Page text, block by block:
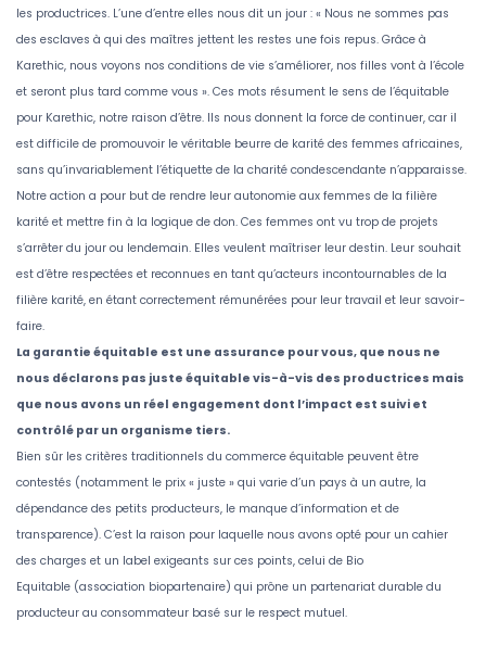
les productrices. L’une d’entre elles nous dit un jour : « Nous ne sommes pas
des esclaves à qui des maîtres jettent les restes une fois repus. Grâce à
Karethic, nous voyons nos conditions de vie s’améliorer, nos filles vont à l’école
et seront plus tard comme vous ». Ces mots résument le sens de l’équitable
pour Karethic, notre raison d’être. Ils nous donnent la force de continuer, car il
est difficile de promouvoir le véritable beurre de karité des femmes africaines,
sans qu’invariablement l’étiquette de la charité condescendante n’apparaisse.
Notre action a pour but de rendre leur autonomie aux femmes de la filière
karité et mettre fin à la logique de don. Ces femmes ont vu trop de projets
s’arrêter du jour ou lendemain. Elles veulent maîtriser leur destin. Leur souhait
est d’être respectées et reconnues en tant qu’acteurs incontournables de la
filière karité, en étant correctement rémunérées pour leur travail et leur savoir-
faire.
La garantie équitable est une assurance pour vous, que nous ne
nous déclarons pas juste équitable vis-à-vis des productrices mais
que nous avons un réel engagement dont l’impact est suivi et
contrôlé par un organisme tiers.
Bien sûr les critères traditionnels du commerce équitable peuvent être
contestés (notamment le prix « juste » qui varie d’un pays à un autre, la
dépendance des petits producteurs, le manque d’information et de
transparence). C’est la raison pour laquelle nous avons opté pour un cahier
des charges et un label exigeants sur ces points, celui de Bio
Equitable (association biopartenaire) qui prône un partenariat durable du
producteur au consommateur basé sur le respect mutuel.